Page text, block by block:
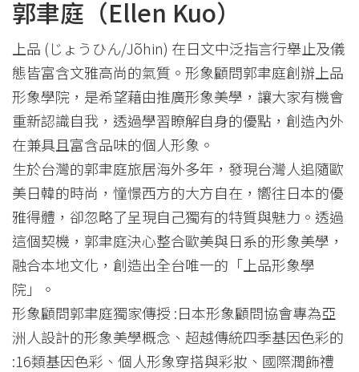
郭聿庭（Ellen Kuo）
上品 (じょうひん/Jõhin) 在日文中泛指言行舉止及儀
態皆富含文雅高尚的氣質。形象顧問郭聿庭創辦上品
形象學院，是希望藉由推廣形象美學，讓大家有機會
重新認識自我，透過學習瞭解自身的優點，創造內外
在兼具且富含品味的個人形象。
生於台灣的郭聿庭旅居海外多年，發現台灣人追隨歐
美日韓的時尚，憧憬西方的大方自在，嚮往日本的優
雅得體，卻忽略了呈現自己獨有的特質與魅力。透過
這個契機，郭聿庭決心整合歐美與日系的形象美學，
融合本地文化，創造出全台唯一的「上品形象學
院」。
形象顧問郭聿庭獨家傳授 :日本形象顧問協會專為亞
洲人設計的形象美學概念、超越傳統四季基因色彩的
:16類基因色彩、個人形象穿搭與彩妝、國際潤飾禮